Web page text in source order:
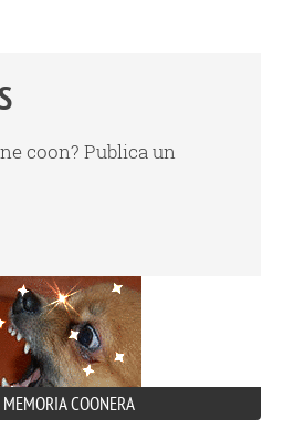
coon? Publica un
COONERA